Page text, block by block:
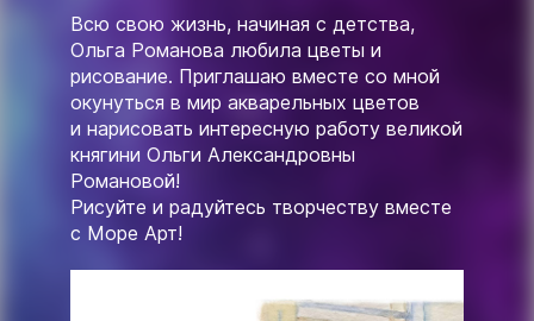
Всю свою жизнь, начиная с детства,
Ольга Романова любила цветы и
рисование. Приглашаю вместе со мной
окунуться в мир акварельных цветов
и нарисовать интересную работу великой
княгини Ольги Александровны
Романовой!
Рисуйте и радуйтесь творчеству вместе
с Море Арт!